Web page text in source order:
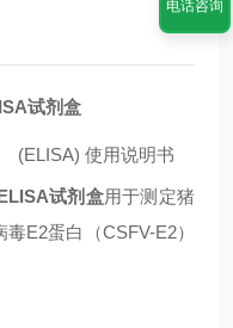
试剂盒
使用说明书
试剂盒用于测定猪
E2蛋白（CSFV-E2）
电话咨询